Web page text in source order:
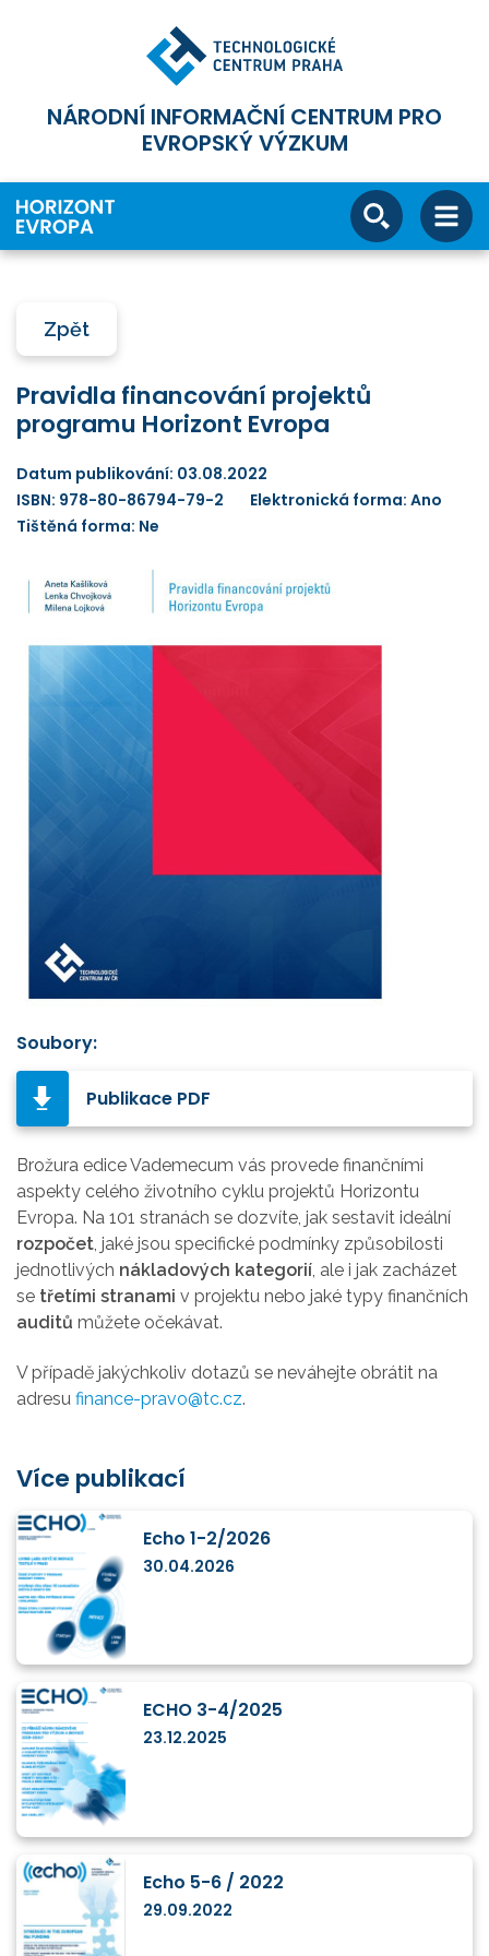
NÁRODNÍ INFORMAČNÍ CENTRUM PRO
EVROPSKÝ VÝZKUM
Zpět
Pravidla financování projektů
programu Horizont Evropa
Datum publikování: 03.08.2022
ISBN: 978-80-86794-79-2
Elektronická forma: Ano
Tištěná forma: Ne
Soubory:
Publikace PDF
Brožura edice Vademecum vás provede finančními
aspekty celého životního cyklu projektů Horizontu
Evropa. Na 101 stranách se dozvíte, jak sestavit ideální
rozpočet , jaké jsou specifické podmínky způsobilosti
jednotlivých nákladových kategorií , ale i jak zacházet
se třetími stranami v projektu nebo jaké typy finančních
auditů můžete očekávat.
V případě jakýchkoliv dotazů se neváhejte obrátit na
adresu finance-pravo@tc.cz.
Více publikací
Echo 1-2/2026
30.04.2026
ECHO 3-4/2025
23.12.2025
Echo 5-6 / 2022
29.09.2022